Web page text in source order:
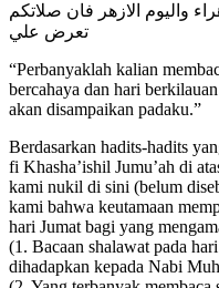
واليوم الازهر فان صلاتكم
تعرض علي
“Perbanyaklah kalian
bercahaya dan hari
akan disampaikan padaku.”
Berdasarkan hadits-hadits
fi Khasha’ishil Jumu’ah di
kami nukil di sini (belum
kami bahwa keutamaan
hari Jumat bagi yang
(1. Bacaan shalawat pada
dihadapkan kepada Nabi